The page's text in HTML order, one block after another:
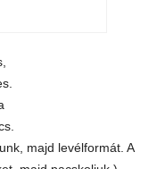
majd levélformát. A